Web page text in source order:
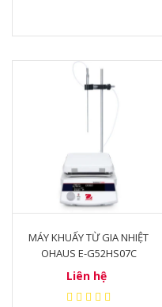
MÁY KHUẤY TỪ GIA NHIỆT
OHAUS E-G52HS07C
Liên hệ